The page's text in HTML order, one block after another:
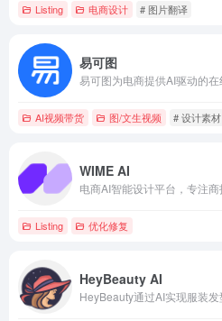
Listing 电商设计 # 图片翻译
易可图
AI视频带货 图/文生视频 # 设计素材
WIME AI
Listing 优化修复
HeyBeauty AI